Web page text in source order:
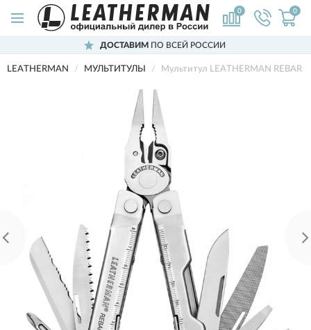
0 0
ДОСТАВИМ ПО ВСЕЙ РОССИИ
LEATHERMAN МУЛЬТИТУЛЫ Мультитул LEATHERMAN REBAR